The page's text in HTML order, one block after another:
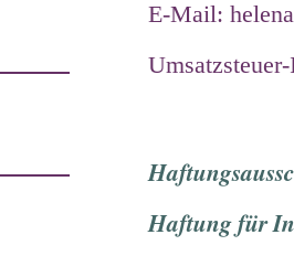
E-Mail:
Haftung für